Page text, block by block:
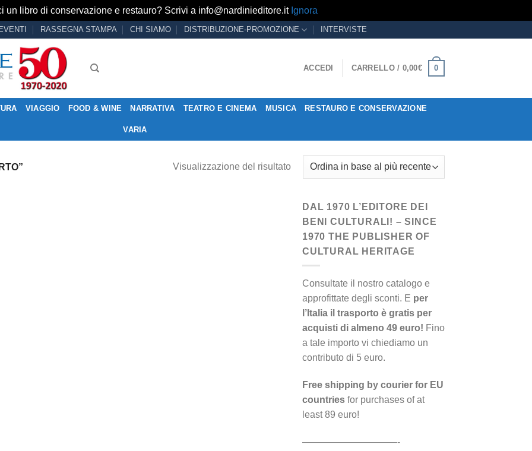
un libro di conservazione e restauro? Scrivi a info@nardinieditore.it Ignora
EVENTI RASSEGNA STAMPA CHI SIAMO DISTRIBUZIONE-PROMOZIONE INTERVISTE
ACCEDI CARRELLO / 0,00€ 0
VIAGGIO FOOD & WINE NARRATIVA TEATRO E CINEMA MUSICA RESTAURO E CONSERVAZIONE
VARIA
Visualizzazione del risultato
DAL 1970 L’EDITORE DEI
BENI CULTURALI! – SINCE
1970 THE PUBLISHER OF
CULTURAL HERITAGE
Consultate il nostro catalogo e
approfittate degli sconti. E per
l’Italia il trasporto è gratis per
acquisti di almeno 49 euro! Fino
a tale importo vi chiediamo un
contributo di 5 euro.
Free shipping by courier for EU
countries for purchases of at
least 89 euro!
——————————-